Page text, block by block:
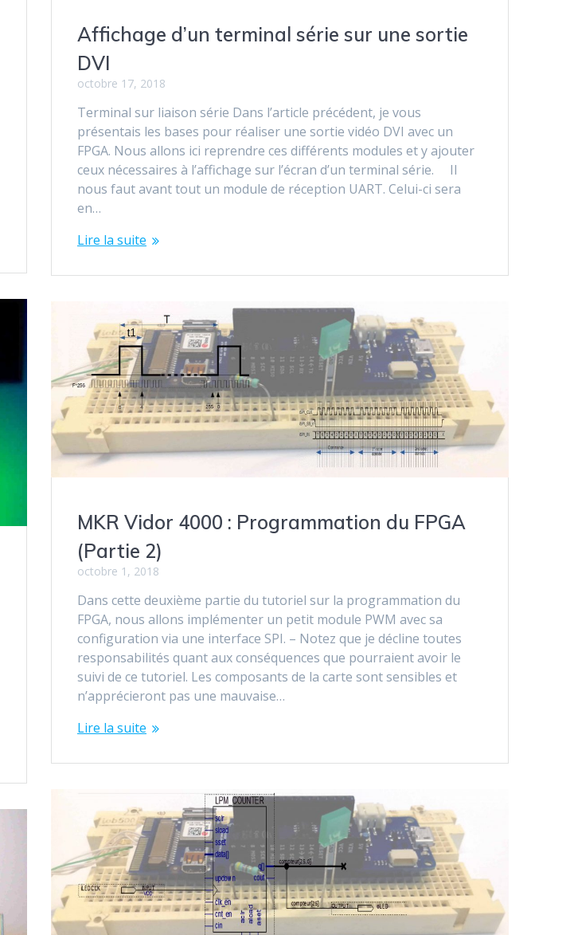
Affichage d’un terminal série sur une sortie
DVI
octobre 17, 2018
Terminal sur liaison série Dans l’article précédent, je vous
présentais les bases pour réaliser une sortie vidéo DVI avec un
FPGA. Nous allons ici reprendre ces différents modules et y ajouter
ceux nécessaires à l’affichage sur l’écran d’un terminal série. Il
nous faut avant tout un module de réception UART. Celui-ci sera
en…
Lire la suite
MKR Vidor 4000 : Programmation du FPGA
(Partie 2)
octobre 1, 2018
Dans cette deuxième partie du tutoriel sur la programmation du
FPGA, nous allons implémenter un petit module PWM avec sa
configuration via une interface SPI. – Notez que je décline toutes
responsabilités quant aux conséquences que pourraient avoir le
suivi de ce tutoriel. Les composants de la carte sont sensibles et
n’apprécieront pas une mauvaise…
Lire la suite